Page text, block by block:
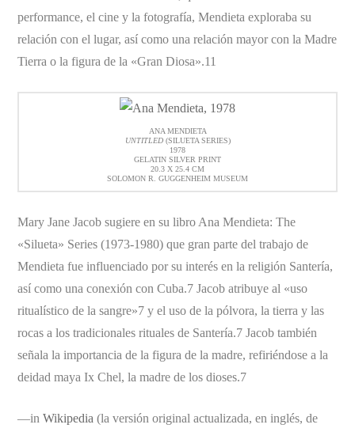
performance, el cine y la fotografía, Mendieta exploraba su
relación con el lugar, así como una relación mayor con la Madre
Tierra o la figura de la «Gran Diosa».11
ANA MENDIETA
UNTITLED(SILUETA SERIES)
1978
GELATIN SILVER PRINT
20.3 X 25.4 CM
SOLOMON R. GUGGENHEIM MUSEUM
Mary Jane Jacob sugiere en su libro Ana Mendieta: The
«Silueta» Series (1973-1980) que gran parte del trabajo de
Mendieta fue influenciado por su interés en la religión Santería,
así como una conexión con Cuba.7 Jacob atribuye al «uso
ritualístico de la sangre»7 y el uso de la pólvora, la tierra y las
rocas a los tradicionales rituales de Santería.7 Jacob también
señala la importancia de la figura de la madre, refiriéndose a la
deidad maya Ix Chel, la madre de los dioses.7
—inWikipedia (la versión original actualizada, en inglés, de